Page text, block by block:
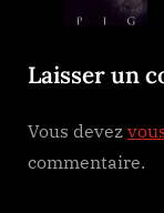
o
t
:
Laisser un
Vous devez
commentaire.